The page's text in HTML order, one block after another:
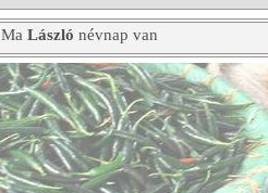
Ma László névnap van